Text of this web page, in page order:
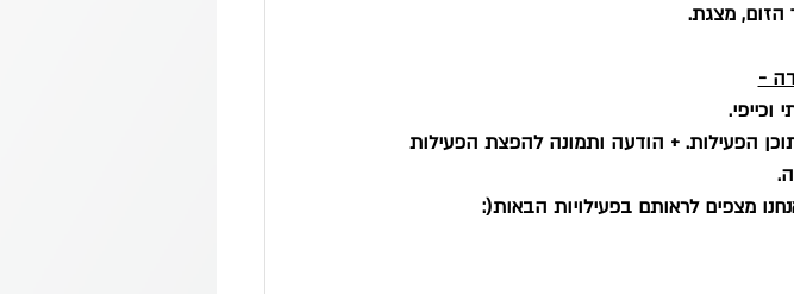
הזום, מצגת.
-
הפעילות. + הודעה ותמונה להפצת הפעילות
מצפים לראותם בפעילויות הבאות(: